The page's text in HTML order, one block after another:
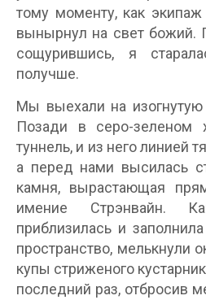
тому моменту, как
вынырнул на свет божий.
сощурившись, я
получше.
Мы выехали на
Позади в серо-зеленом
туннель, и из него линией
а перед нами высилась
камня, вырастающая
имение Стрэнвайн.
приблизилась и
пространство, мелькнули
купы стриженого
последний раз, отбросив